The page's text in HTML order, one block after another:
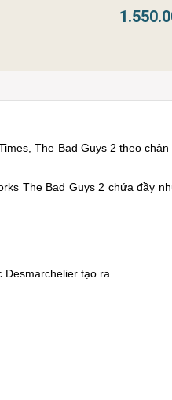
The Bad Guys 2 theo
The Bad Guys 2 chứa đầy
Desmarchelier tạo ra